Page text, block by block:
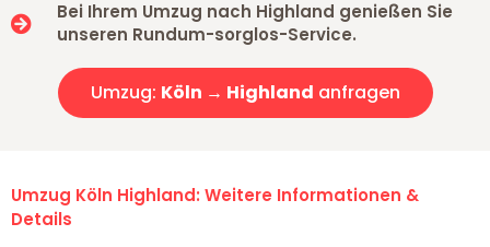
Bei Ihrem Umzug nach Highland genießen Sie
unseren Rundum-sorglos-Service.
Umzug: Köln → Highland anfragen
Umzug Köln Highland: Weitere Informationen &
Details